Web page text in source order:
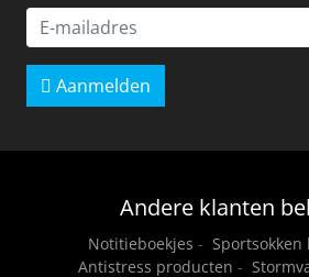
Aanmelden
Andere klanten
Notitieboekjes - Sportsokken
Antistress producten -